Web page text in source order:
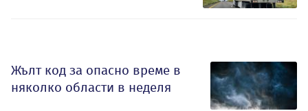
Жълт код за опасно време в
няколко области в неделя